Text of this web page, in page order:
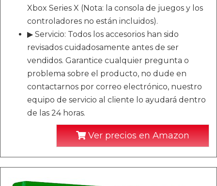
Xbox Series X (Nota: la consola de juegos y los
controladores no están incluidos).
▶ Servicio: Todos los accesorios han sido
revisados cuidadosamente antes de ser
vendidos. Garantice cualquier pregunta o
problema sobre el producto, no dude en
contactarnos por correo electrónico, nuestro
equipo de servicio al cliente lo ayudará dentro
de las 24 horas.
Ver precios en Amazon